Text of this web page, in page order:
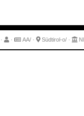
· · AA/ · Südtirol-o/ ·